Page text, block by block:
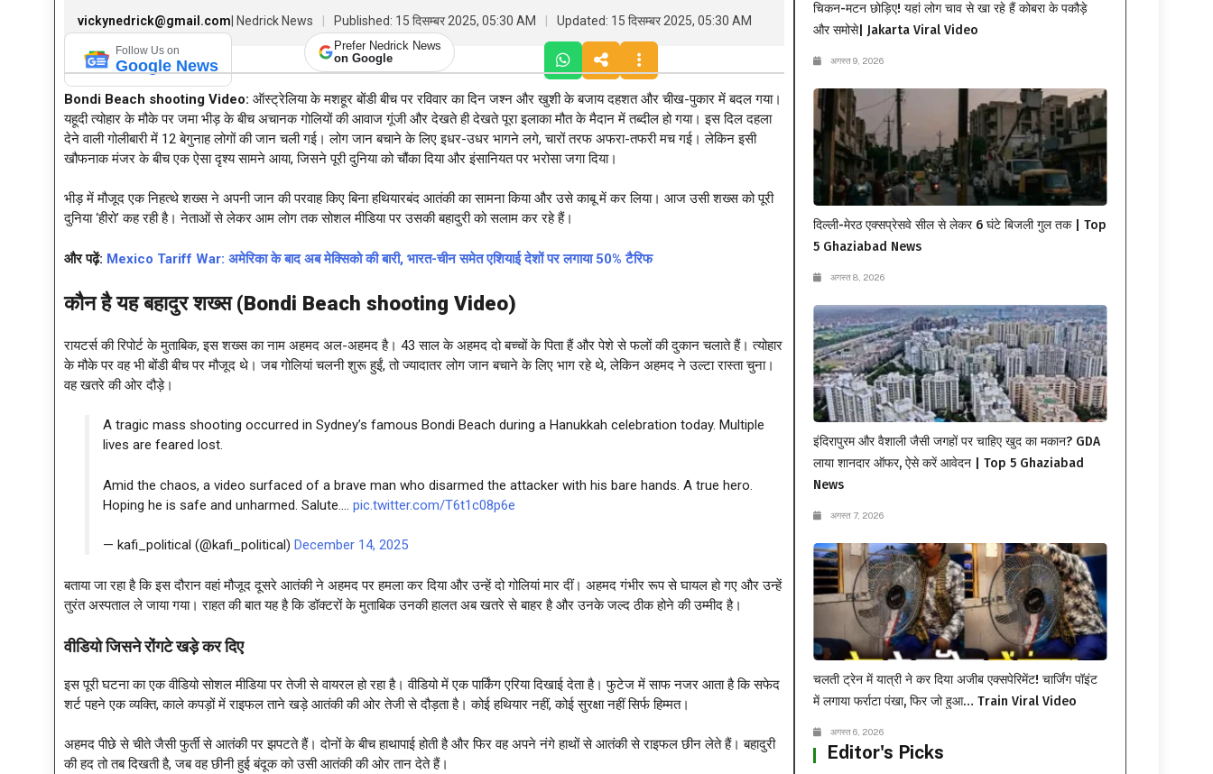
vickynedrick@gmail.com | Nedrick News Published: 15 दिसम्बर 2025, 05:30 AM Updated: 15 दिसम्बर 2025, 05:30 AM
Follow Us on
Google News
Prefer Nedrick News
on Google
Bondi Beach shooting Video: ऑस्ट्रेलिया के मशहूर बोंडी बीच पर रविवार का दिन जश्न और खुशी के बजाय दहशत और चीख-पुकार में बदल गया।
यहूदी त्योहार के मौके पर जमा भीड़ के बीच अचानक गोलियों की आवाज गूंजी और देखते ही देखते पूरा इलाका मौत के मैदान में तब्दील हो गया। इस दिल दहला
देने वाली गोलीबारी में 12 बेगुनाह लोगों की जान चली गई। लोग जान बचाने के लिए इधर-उधर भागने लगे, चारों तरफ अफरा-तफरी मच गई। लेकिन इसी
खौफनाक मंजर के बीच एक ऐसा दृश्य सामने आया, जिसने पूरी दुनिया को चौंका दिया और इंसानियत पर भरोसा जगा दिया।
भीड़ में मौजूद एक निहत्थे शख्स ने अपनी जान की परवाह किए बिना हथियारबंद आतंकी का सामना किया और उसे काबू में कर लिया। आज उसी शख्स को पूरी
दुनिया ‘हीरो’ कह रही है। नेताओं से लेकर आम लोग तक सोशल मीडिया पर उसकी बहादुरी को सलाम कर रहे हैं।
और पढ़ें: Mexico Tariff War: अमेरिका के बाद अब मेक्सिको की बारी, भारत-चीन समेत एशियाई देशों पर लगाया 50% टैरिफ
कौन है यह बहादुर शख्स (Bondi Beach shooting Video)
रायटर्स की रिपोर्ट के मुताबिक, इस शख्स का नाम अहमद अल-अहमद है। 43 साल के अहमद दो बच्चों के पिता हैं और पेशे से फलों की दुकान चलाते हैं। त्योहार
के मौके पर वह भी बोंडी बीच पर मौजूद थे। जब गोलियां चलनी शुरू हुईं, तो ज्यादातर लोग जान बचाने के लिए भाग रहे थे, लेकिन अहमद ने उल्टा रास्ता चुना।
वह खतरे की ओर दौड़े।
A tragic mass shooting occurred in Sydney’s famous Bondi Beach during a Hanukkah celebration today. Multiple
lives are feared lost.
Amid the chaos, a video surfaced of a brave man who disarmed the attacker with his bare hands. A true hero.
Hoping he is safe and unharmed. Salute.… pic.twitter.com/T6t1c08p6e
— kafi_political (@kafi_political) December 14, 2025
बताया जा रहा है कि इस दौरान वहां मौजूद दूसरे आतंकी ने अहमद पर हमला कर दिया और उन्हें दो गोलियां मार दीं। अहमद गंभीर रूप से घायल हो गए और उन्हें
तुरंत अस्पताल ले जाया गया। राहत की बात यह है कि डॉक्टरों के मुताबिक उनकी हालत अब खतरे से बाहर है और उनके जल्द ठीक होने की उम्मीद है।
वीडियो जिसने रोंगटे खड़े कर दिए
इस पूरी घटना का एक वीडियो सोशल मीडिया पर तेजी से वायरल हो रहा है। वीडियो में एक पार्किंग एरिया दिखाई देता है। फुटेज में साफ नजर आता है कि सफेद
शर्ट पहने एक व्यक्ति, काले कपड़ों में राइफल ताने खड़े आतंकी की ओर तेजी से दौड़ता है। कोई हथियार नहीं, कोई सुरक्षा नहीं सिर्फ हिम्मत।
अहमद पीछे से चीते जैसी फुर्ती से आतंकी पर झपटते हैं। दोनों के बीच हाथापाई होती है और फिर वह अपने नंगे हाथों से आतंकी से राइफल छीन लेते हैं। बहादुरी
की हद तो तब दिखती है, जब वह छीनी हुई बंदूक को उसी आतंकी की ओर तान देते हैं।
चिकन-मटन छोड़िए! यहां लोग चाव से खा रहे हैं कोबरा के पकौड़े
और समोसे| Jakarta Viral Video
अगस्त 9, 2026
दिल्ली-मेरठ एक्सप्रेसवे सील से लेकर 6 घंटे बिजली गुल तक | Top
5 Ghaziabad News
अगस्त 8, 2026
इंदिरापुरम और वैशाली जैसी जगहों पर चाहिए खुद का मकान? GDA
लाया शानदार ऑफर, ऐसे करें आवेदन | Top 5 Ghaziabad
News
अगस्त 7, 2026
चलती ट्रेन में यात्री ने कर दिया अजीब एक्सपेरिमेंट! चार्जिंग पॉइंट
में लगाया फर्राटा पंखा, फिर जो हुआ… Train Viral Video
अगस्त 6, 2026
Editor's Picks